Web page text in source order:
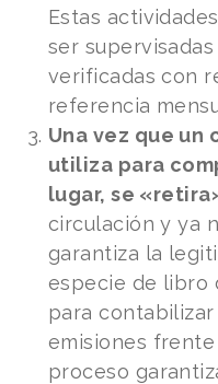
Estas
ser
verificadas con
referencia
Una vez que un
utiliza para
lugar, se
circulación y ya
garantiza la
especie de libro
para
emisiones frente
proceso